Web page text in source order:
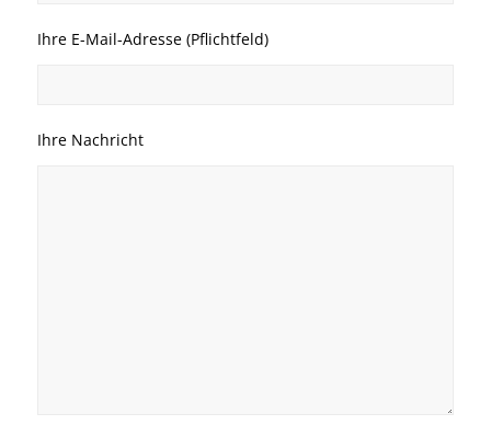
Ihre E-Mail-Adresse (Pflichtfeld)
Ihre Nachricht